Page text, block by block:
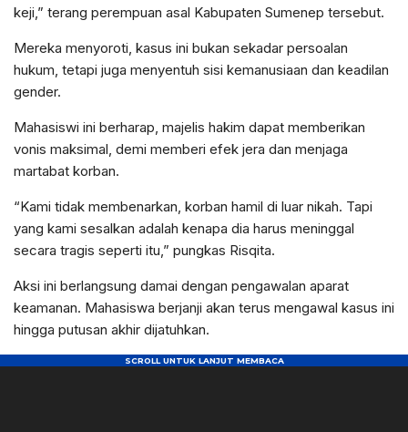
keji,” terang perempuan asal Kabupaten Sumenep tersebut.
Mereka menyoroti, kasus ini bukan sekadar persoalan
hukum, tetapi juga menyentuh sisi kemanusiaan dan keadilan
gender.
Mahasiswi ini berharap, majelis hakim dapat memberikan
vonis maksimal, demi memberi efek jera dan menjaga
martabat korban.
“Kami tidak membenarkan, korban hamil di luar nikah. Tapi
yang kami sesalkan adalah kenapa dia harus meninggal
secara tragis seperti itu,” pungkas Risqita.
Aksi ini berlangsung damai dengan pengawalan aparat
keamanan. Mahasiswa berjanji akan terus mengawal kasus ini
hingga putusan akhir dijatuhkan.